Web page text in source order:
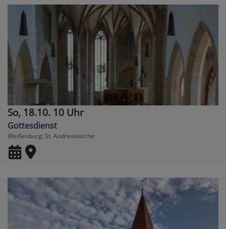
So, 18.10. 10 Uhr
Gottesdienst
Weißenburg St. Andreaskirche